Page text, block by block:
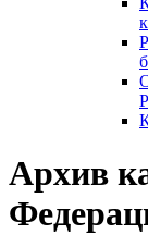
Архив